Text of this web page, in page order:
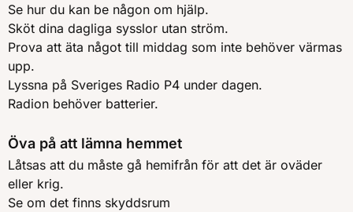
Se hur du kan be någon om hjälp.
Sköt dina dagliga sysslor utan ström.
Prova att äta något till middag som inte behöver värmas
upp.
Lyssna på Sveriges Radio P4 under dagen.
Radion behöver batterier.
Öva på att lämna hemmet
Låtsas att du måste gå hemifrån för att det är oväder
eller krig.
Se om det finns skyddsrum